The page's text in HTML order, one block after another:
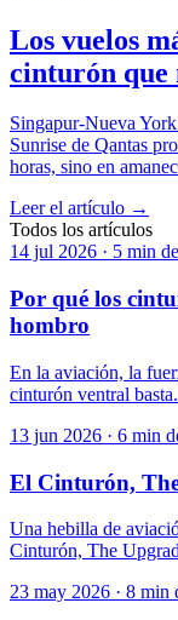
Los vuelos
cinturón que
Singapur-Nueva
Sunrise de Qantas
horas, sino en
Leer el artículo →
Todos los artículos
14 jul 2026 · 5 min
Por qué los
hombro
En la aviación, la
cinturón ventral
13 jun 2026 · 6 min
El Cinturón,
Una hebilla de
Cinturón, The
23 may 2026 · 8 min